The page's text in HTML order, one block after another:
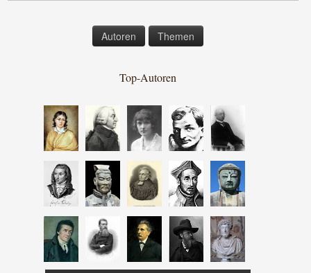
Autoren Themen
Top-Autoren